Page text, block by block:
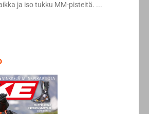
ja iso tukku MM-pisteitä.